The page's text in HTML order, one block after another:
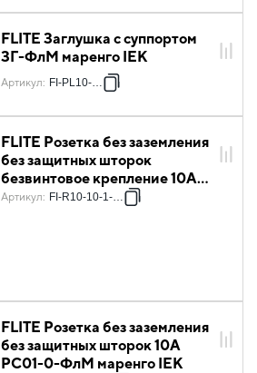
FLITE Заглушка с суппортом
ЗГ-ФлМ маренго IEK
Артикул: FI-PL10-K35
FLITE Розетка без заземления
без защитных шторок
безвинтовое крепление 10А
РС01-1-ФлМ маренго IEK
Артикул: FI-R10-10-1-K35
FLITE Розетка без заземления
без защитных шторок 10А
РС01-0-ФлМ маренго IEK